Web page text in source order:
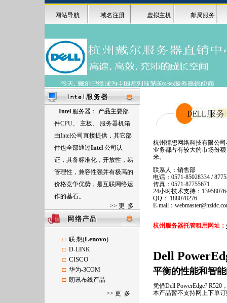
网站导航 域名注册 虚拟主机 邮局服务
Intel 服务器： 产品主要部
件CPU、 主板、 服务器机箱
由Intel公司直接提供，其它部
件也全部通过Intel 公司认
证，具备标准化，开放性，易
管理性，兼容性强并有极高的
价格竞争优势，是互联网络运
作的基石。
>> 更 多
□联 想(Lenovo)
□D-LINK
□ CISCO
□ 华为-3COM
□朗讯布线产品
>> 更 多
杭州猜想网络科技有限公
业务都占有较大的市场份
来。
联系人：销售部
电话：0571-85028334 /
传真：0571-87755671
24小时技术支持：
QQ： 188078276
E-mail：
杭州服务器托管租用网址：
Dell
平衡的性能和智
凭借Dell PowerEdge?
本产品暂不支持网上下单